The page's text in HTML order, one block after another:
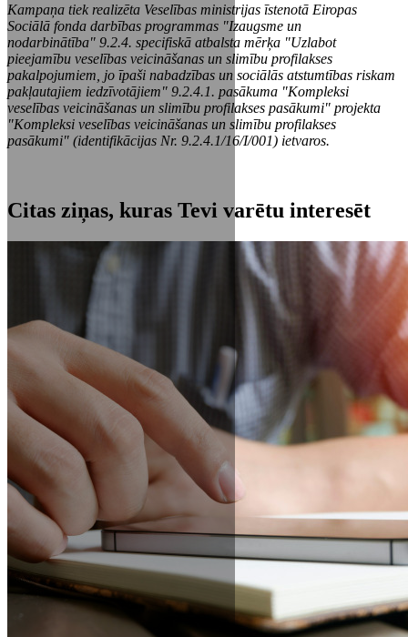
Kampaņa tiek realizēta Veselības ministrijas īstenotā Eiropas
Sociālā fonda darbības programmas "Izaugsme un
nodarbinātība" 9.2.4. specifiskā atbalsta mērķa "Uzlabot
pieejamību veselības veicināšanas un slimību profilakses
pakalpojumiem, jo īpaši nabadzības un sociālās atstumtības riskam
pakļautajiem iedzīvotājiem" 9.2.4.1. pasākuma "Kompleksi
veselības veicināšanas un slimību profilakses pasākumi" projekta
"Kompleksi veselības veicināšanas un slimību profilakses
pasākumi" (identifikācijas Nr. 9.2.4.1/16/I/001) ietvaros.
Citas ziņas, kuras Tevi varētu interesēt